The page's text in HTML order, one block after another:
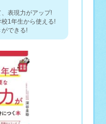
表現力がアップ!
1年生から使える!
ができる!